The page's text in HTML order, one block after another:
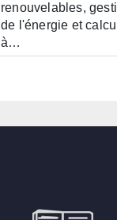
renouvelables,
de l'énergie et
à…